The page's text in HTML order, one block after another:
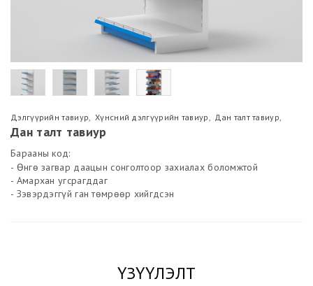
Дэлгүүрийн тавиур,Хүнсний дэлгүүрийн тавиур, Дан талт тавиур,
Дан талт тавиур
Барааны код:
- Өнгө загвар даацын сонголтоор захиалах боломжтой
- Амархан угсрагддаг
- Зэвэрдэггүй ган төмрөөр хийгдсэн
ҮЗҮҮЛЭЛТ